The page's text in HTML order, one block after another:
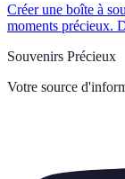
Créer une boîte à
moments précieux.
Souvenirs Précieux
Votre source